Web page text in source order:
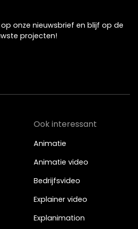
of mailen
040 - 84 34 090
1119 PD, Schiphol-Rijk
020 - 26 15 680
onze nieuwsbrief en blijf op de
projecten!
Ook interessant
Animatie
Animatie video
Bedrijfsvideo
Explainer video
Explanimation